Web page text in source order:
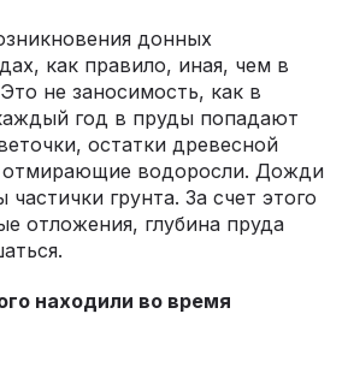
донных
как правило, иная, чем в
не заносимость, как в
год в пруды попадают
остатки древесной
отмирающие водоросли. Дожди
грунта. За счет этого
отложения, глубина пруда
находили во время